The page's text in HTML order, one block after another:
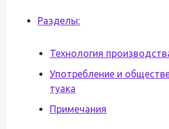
Разделы:
Технология
Употребление и
туака
Примечания